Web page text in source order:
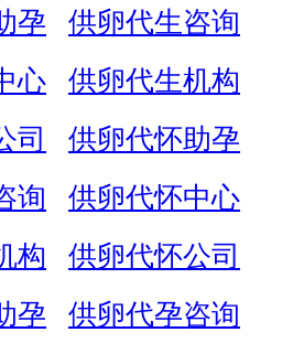
孕
供卵代生咨询
心
供卵代生机构
司
供卵代怀助孕
询
供卵代怀中心
构
供卵代怀公司
孕
供卵代孕咨询